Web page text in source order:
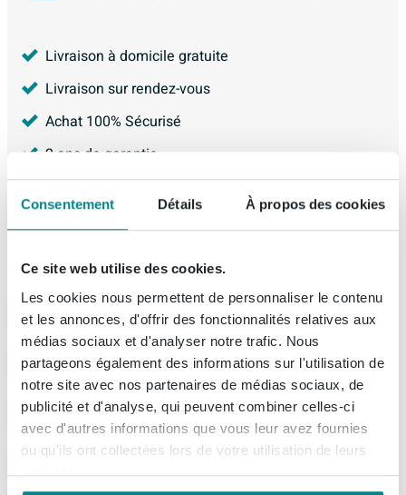
Consentement Détails À propos des cookies
Ce site web utilise des cookies.
Les cookies nous permettent de personnaliser le contenu
et les annonces, d'offrir des fonctionnalités relatives aux
médias sociaux et d'analyser notre trafic. Nous
partageons également des informations sur l'utilisation de
notre site avec nos partenaires de médias sociaux, de
publicité et d'analyse, qui peuvent combiner celles-ci
avec d'autres informations que vous leur avez fournies
ou qu'ils ont collectées lors de votre utilisation de leurs
services.
Livraison à domicile gratuite
Livraison sur rendez-vous
Achat 100% Sécurisé
2 ans de garantie
Garantie Meilleur Prix
avis, avec une évaluation de 8.9
Description
Nemo Spring Fortitudo Due meuble bas
B1200 x H640 x P495 mm 2 tiroirs sans
découpes pour siphon poignée intégrée
couleur rilia oak
Avec ce meuble bas spacieux, vous créez en une seule
Spécifications
Numéro d'article
SW286218
Marque
Nemo
Série
Spring
Fiches techniques
Liste de couleurs